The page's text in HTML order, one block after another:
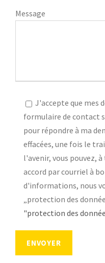
Message
J'accepte que mes
formulaire de contact
pour répondre à ma
effacées, une fois le
l'avenir, vous pouvez,
accord par courriel à
d'informations, nous
„protection des
"protection des